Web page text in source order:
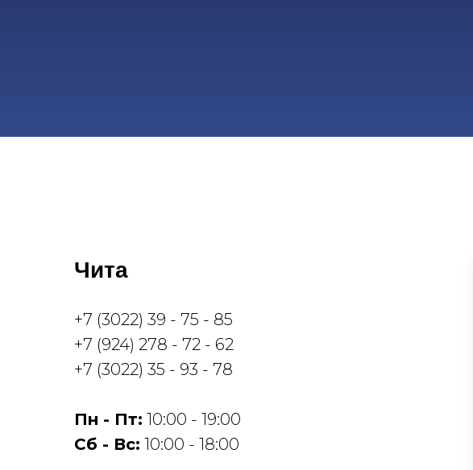
Чита
+7 (3022) 39 - 75 - 85
+7 (924) 278 - 72 - 62
+7 (3022) 35 - 93 - 78
Пн - Пт: 10:00 - 19:00
Cб - Вс: 10:00 - 18:00